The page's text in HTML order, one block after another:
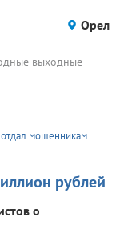
Орел
выходные
мошенникам
рублей
о